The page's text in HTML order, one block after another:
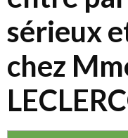
sérieux
chez